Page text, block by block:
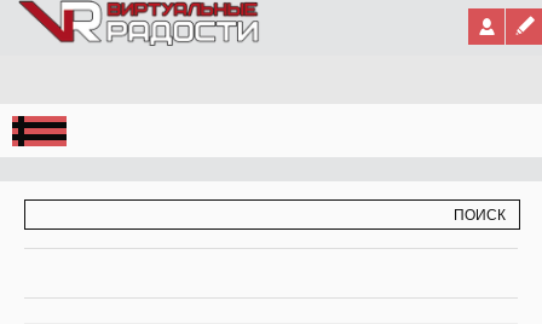
Jump to Navigation